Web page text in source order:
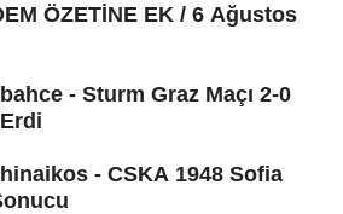
ÖZETİNE EK / 6 Ağustos
- Sturm Graz Maçı 2-0
- CSKA 1948 Sofia